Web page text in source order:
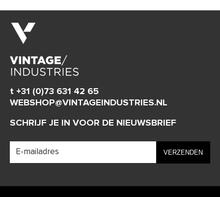
t +31 (0)73 631 42 65
WEBSHOP@VINTAGEINDUSTRIES.NL
SCHRIJF JE IN VOOR DE NIEUWSBRIEF